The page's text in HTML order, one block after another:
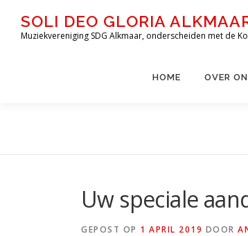
SOLI DEO GLORIA
Muziekvereniging SDG Alkmaar, onderscheiden met de
HOME OVER
Uw speciale
GEPOST OP 1 APRIL 2019 DOOR